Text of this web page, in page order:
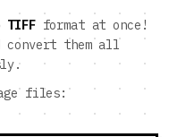
TIFFformat at once!
convert them all
files: